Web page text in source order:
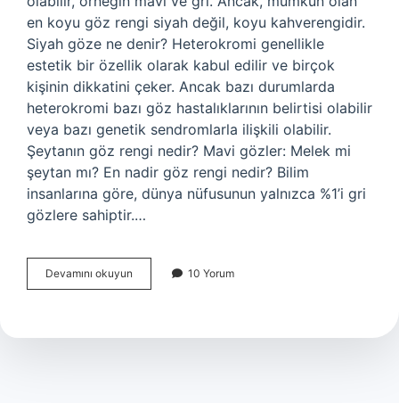
en koyu göz rengi siyah değil, koyu kahverengidir.
Siyah göze ne denir? Heterokromi genellikle
estetik bir özellik olarak kabul edilir ve birçok
kişinin dikkatini çeker. Ancak bazı durumlarda
heterokromi bazı göz hastalıklarının belirtisi olabilir
veya bazı genetik sendromlarla ilişkili olabilir.
Şeytanın göz rengi nedir? Mavi gözler: Melek mi
şeytan mı? En nadir göz rengi nedir? Bilim
insanlarına göre, dünya nüfusunun yalnızca %1’i gri
gözlere sahiptir.…
Devamını okuyun
Göz
10 Yorum